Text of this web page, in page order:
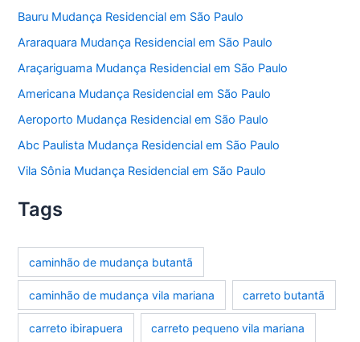
Bauru Mudança Residencial em São Paulo
Araraquara Mudança Residencial em São Paulo
Araçariguama Mudança Residencial em São Paulo
Americana Mudança Residencial em São Paulo
Aeroporto Mudança Residencial em São Paulo
Abc Paulista Mudança Residencial em São Paulo
Vila Sônia Mudança Residencial em São Paulo
Tags
caminhão de mudança butantã
caminhão de mudança vila mariana carreto butantã
carreto ibirapuera carreto pequeno vila mariana